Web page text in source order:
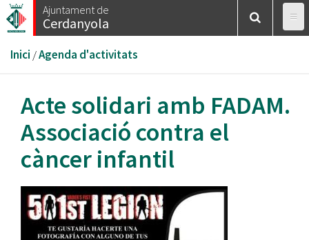
Vés
al
Ajuntament de
Cerdanyola
Esteu
aquí
Inici /Agenda d'activitats
Acte solidari amb FADAM.
Associació contra el
càncer infantil